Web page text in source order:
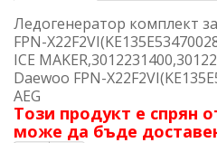
Ледогенератор комплект
FPN-
ICE
Daewoo FPN-
AEG
Този продукт е спрян
може да бъде